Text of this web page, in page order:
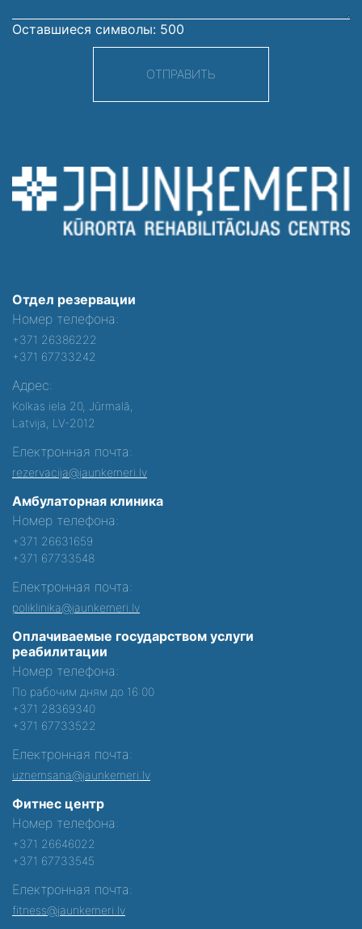
Оставшиеся символы: 500
ОТПРАВИТЬ
Отдел резервации
Номер телефона:
+371 26386222
+371 67733242
Адрес:
Kolkas iela 20, Jūrmalā,
Latvija, LV-2012
Електронная почта:
rezervacija@jaunkemeri.lv
Амбулаторная клиника
Номер телефона:
+371 26631659
+371 67733548
Електронная почта:
poliklinika@jaunkemeri.lv
Оплачиваемые государством услуги
реабилитации
Номер телефона:
По рабочим дням до 16:00
+371 28369340
+371 67733522
Електронная почта:
uznemsana@jaunkemeri.lv
Фитнес центр
Номер телефона:
+371 26646022
+371 67733545
Електронная почта:
fitness@jaunkemeri.lv